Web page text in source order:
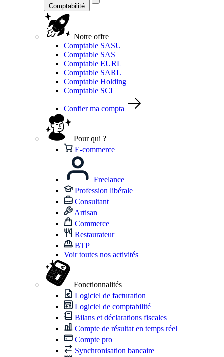
Comptabilité
Notre offre
Comptable SASU
Comptable SAS
Comptable EURL
Comptable SARL
Comptable Holding
Comptable SCI
Confier ma compta
Pour qui ?
E-commerce
Freelance
Profession libérale
Consultant
Artisan
Commerce
Restaurateur
BTP
Voir toutes nos activités
Fonctionnalités
Logiciel de facturation
Logiciel de comptabilité
Bilans et déclarations fiscales
Compte de résultat en temps réel
Compte pro
Synchronisation bancaire